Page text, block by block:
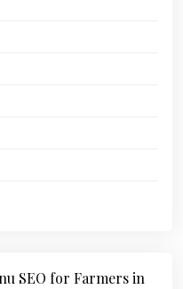
SEO for Farmers in